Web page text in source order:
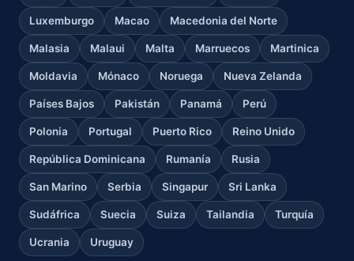
Luxemburgo Macao Macedonia del Norte
Malasia Malaui Malta Marruecos Martinica
Moldavia Mónaco Noruega Nueva Zelanda
Países Bajos Pakistán Panamá Perú
Polonia Portugal Puerto Rico Reino Unido
República Dominicana Rumanía Rusia
San Marino Serbia Singapur Sri Lanka
Sudáfrica Suecia Suiza Tailandia Turquía
Ucrania Uruguay